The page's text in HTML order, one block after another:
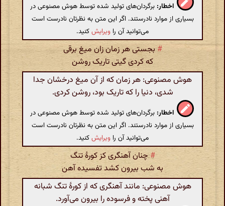
اخطار: برگردان‌های تولید شده توسط هوش مصنوعی در
بسیاری از موارد نادرستند. اگر این متن به نظرتان نادرست است
می‌توانید آن را ویرایشکنید.
# بجستی هر زمان زان میغ برقی
که کردی گیتی تاریک روشن
هوش مصنوعی: هر زمان که از آن میغ درخشان جدا
شدی، دنیا را که تاریک بود، روشن کردی.
اخطار: برگردان‌های تولید شده توسط هوش مصنوعی در
بسیاری از موارد نادرستند. اگر این متن به نظرتان نادرست است
می‌توانید آن را ویرایشکنید.
#چنان آهنگری کز کورهٔ تنگ
به شب بیرون کشد تفسیده آهن
هوش مصنوعی: مانند آهنگری که از کورهٔ تنگ شبانه
آهنی پخته و فرسوده را بیرون می‌آورد.